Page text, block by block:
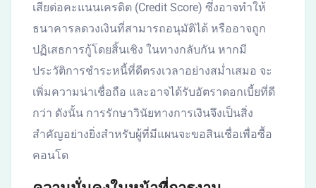
เสียต่อคะแนนเครดิต (Credit Score) ซึ่งอาจทำให้
ธนาคารลดวงเงินที่สามารถอนุมัติได้ หรืออาจถูก
ปฏิเสธการกู้โดยสิ้นเชิง ในทางกลับกัน หากมี
ประวัติการชำระหนี้ที่ดีตรงเวลาอย่างสม่ำเสมอ จะ
เพิ่มความน่าเชื่อถือ และอาจได้รับอัตราดอกเบี้ยที่ดี
กว่า ดังนั้น การรักษาวินัยทางการเงินจึงเป็นสิ่ง
สำคัญอย่างยิ่งสำหรับผู้ที่มีแผนจะขอสินเชื่อเพื่อซื้อ
คอนโด